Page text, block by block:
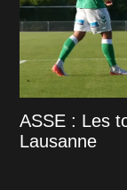
ASSE : Les
Lausanne